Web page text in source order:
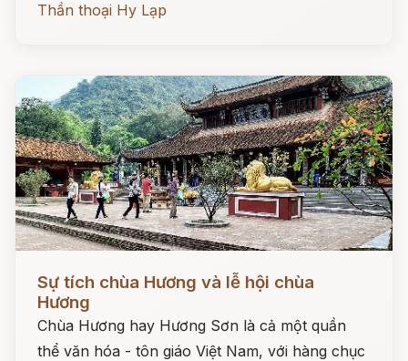
Thần thoại Hy Lạp
Sự tích chùa Hương và lễ hội chùa
Hương
Chùa Hương hay Hương Sơn là cả một quần
thể văn hóa - tôn giáo Việt Nam, với hàng chục